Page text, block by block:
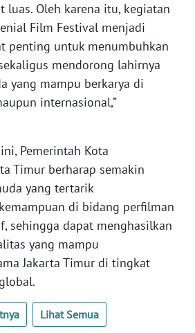
luas. Oleh karena itu, kegiatan
Film Festival menjadi
penting untuk menumbuhkan
mendorong lahirnya
yang mampu berkarya di
internasional,”
Pemerintah Kota
Timur berharap semakin
yang tertarik
di bidang perfilman
sehingga dapat menghasilkan
yang mampu
Jakarta Timur di tingkat
Lihat Semua